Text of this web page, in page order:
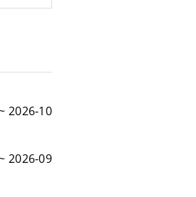
2026-10
2026-09